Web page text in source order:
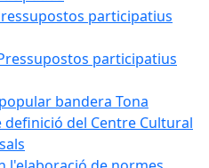
participatius
participatius
bandera Tona
definició del Centre Cultural